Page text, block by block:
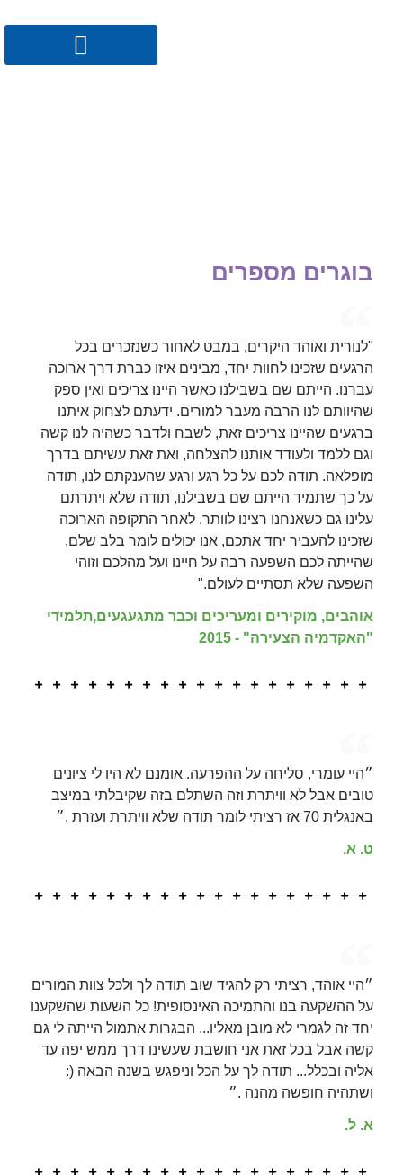
בוגרים מספרים
"לנורית ואוהד היקרים, במבט לאחור כשנזכרים בכל
הרגעים שזכינו לחוות יחד, מבינים איזו כברת דרך ארוכה
עברנו. הייתם שם בשבילנו כאשר היינו צריכים ואין ספק
שהיוותם לנו הרבה מעבר למורים. ידעתם לצחוק איתנו
ברגעים שהיינו צריכים זאת, לשבח ולדבר כשהיה לנו קשה
וגם ללמד ולעודד אותנו להצלחה, ואת זאת עשיתם בדרך
מופלאה. תודה לכם על כל רגע ורגע שהענקתם לנו, תודה
על כך שתמיד הייתם שם בשבילנו, תודה שלא ויתרתם
עלינו גם כשאנחנו רצינו לוותר. לאחר התקופה הארוכה
שזכינו להעביר יחד אתכם, אנו יכולים לומר בלב שלם,
שהייתה לכם השפעה רבה על חיינו ועל מהלכם וזוהי
השפעה שלא תסתיים לעולם."
אוהבים, מוקירים ומעריכים וכבר מתגעגעים,תלמידי
"האקדמיה הצעירה" - 2015
״היי עומרי, סליחה על ההפרעה. אומנם לא היו לי ציונים
טובים אבל לא וויתרת וזה השתלם בזה שקיבלתי במיצב
באנגלית 70 אז רציתי לומר תודה שלא וויתרת ועזרת .״
ט. א.
״היי אוהד, רציתי רק להגיד שוב תודה לך ולכל צוות המורים
על ההשקעה בנו והתמיכה האינסופית! כל השעות שהשקענו
יחד זה לגמרי לא מובן מאליו... הבגרות אתמול הייתה לי גם
קשה אבל בכל זאת אני חושבת שעשינו דרך ממש יפה עד
אליה ובכלל... תודה לך על הכל וניפגש בשנה הבאה (:
ושתהיה חופשה מהנה .״
א. ל.